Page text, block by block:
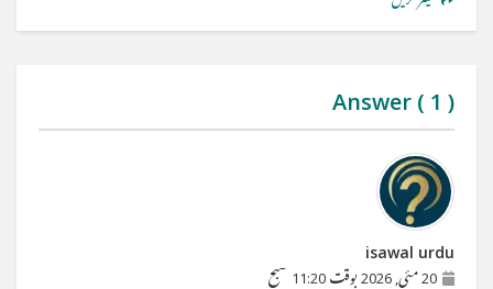
Answer ( 1 )
isawal urdu
20 مئی, 2026 بوقت 11:20 صبح